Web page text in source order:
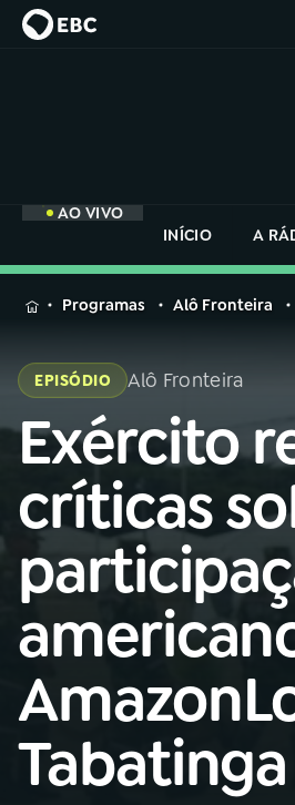
AO VIVO
INÍCIO
A
MENU
Buscar
na
Rádio
Nacional
01 INÍCIO
02A RÁDIO
03 PROGRAMAÇÃO
04 PROGRAMAS
na
Rádio
Nacional
Programas Alô Fronteira
EPISÓDIO Alô Fronteira
Exército
críticas